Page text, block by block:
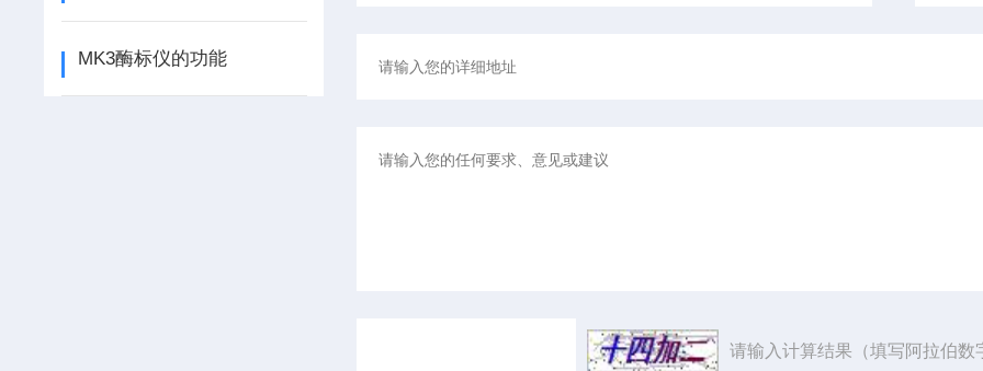
MK3酶标仪的功能
请输入计算结果（填写阿拉伯数